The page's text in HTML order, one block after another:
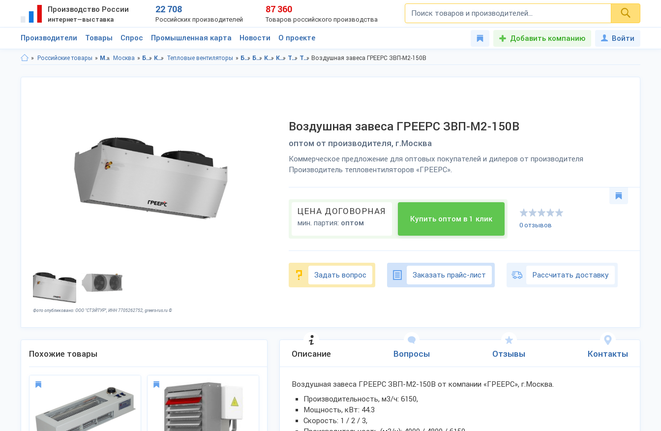
Производство России
интернет—выставка
22 708
Российских производителей
87 360
Товаров российского производства
Производители Товары Спрос Промышленная карта Новости О проекте Добавить компанию Войти
Российские товары Московская область Москва Бытовая техника, электроника Климатическая техника Тепловые вентиляторы Бытовая техника, электроника в Московской области Бытовая техника, электроника в г.Москва Климатическая техника в Московская область Климатическая техника в г.Москва Тепловые вентиляторы в Московская область Тепловые вентиляторы в г.Москва Воздушная завеса ГРЕЕРС ЗВП-М2-150В
Фото опубликовано: ООО "СТЭЙТУР", ИНН 7705262752, greers-rus.ru ©
Воздушная завеса ГРЕЕРС ЗВП-М2-150В
оптом от производителя, г.Москва
Коммерческое предложение для оптовых покупателей и дилеров от производителя
Производитель тепловентиляторов «ГРЕЕРС».
ЦЕНА ДОГОВОРНАЯ
мин. партия: оптом Купить оптом в 1 клик
0 отзывов
Задать вопрос Заказать прайс-лист Рассчитать доставку
Описание Вопросы Отзывы Контакты
Воздушная завеса ГРЕЕРС ЗВП-М2-150В от компании «ГРЕЕРС», г.Москва.
Производительность, м3/ч: 6150,
Мощность, кВт: 44.3
Скорость: 1 / 2 / 3,
Похожие товары